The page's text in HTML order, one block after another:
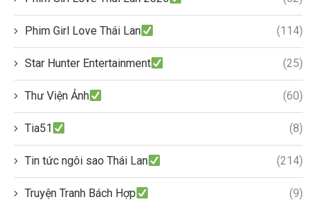
Phim Girl Love Thái Lan (114)
Star Hunter Entertainment (25)
Thư Viện Ảnh (60)
Tia51 (8)
Tin tức ngôi sao Thái Lan (214)
Truyện Tranh Bách Hợp (9)